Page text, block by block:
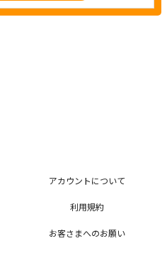
アカウントについて
利用規約
お客さまへのお願い